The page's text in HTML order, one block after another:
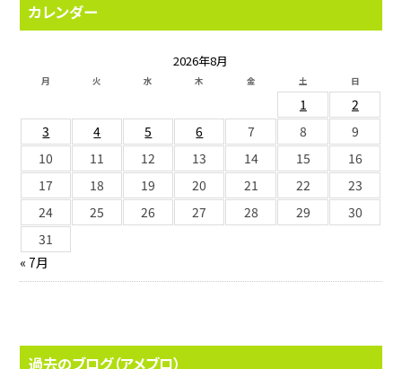
カレンダー
2026年8月
月 火 水 木 金 土 日
1
2
3
4 5 6 7 8
9
10
11 12 13 14 15
16
17
18 19 20 21 22
23
24
25 26 27 28 29
30
31
« 7月
過去のブログ（アメブロ）